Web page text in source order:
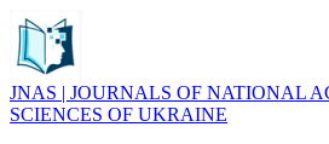
JNAS | JOURNALS OF NATIONAL
SCIENCES OF UKRAINE